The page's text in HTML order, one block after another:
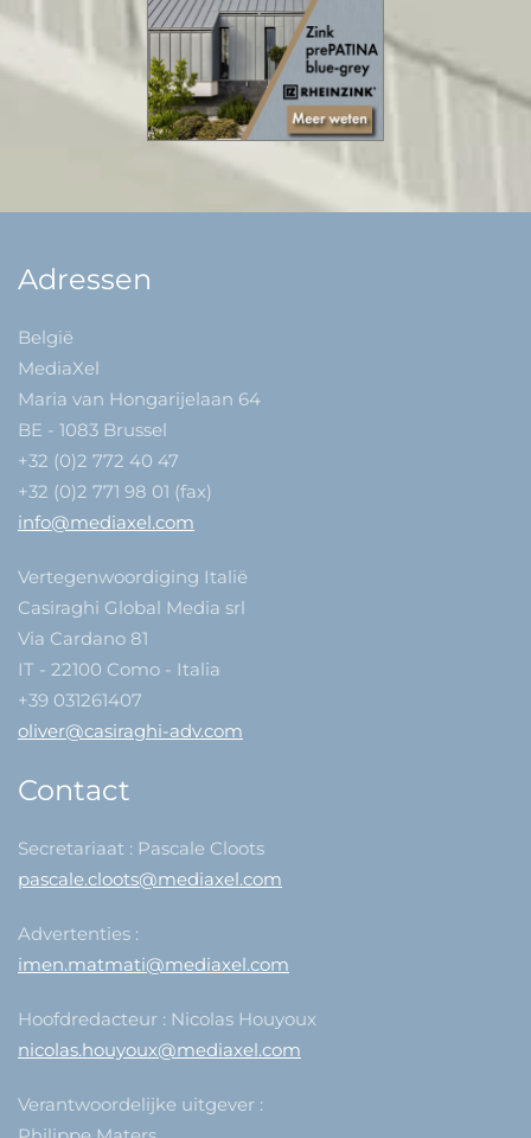
Adressen
België
MediaXel
Maria van Hongarijelaan 64
BE - 1083 Brussel
+32 (0)2 772 40 47
+32 (0)2 771 98 01 (fax)
info@mediaxel.com
Vertegenwoordiging Italië
Casiraghi Global Media srl
Via Cardano 81
IT - 22100 Como - Italia
+39 031261407
oliver@casiraghi-adv.com
Contact
Secretariaat : Pascale Cloots
pascale.cloots@mediaxel.com
Advertenties :
imen.matmati@mediaxel.com
Hoofdredacteur : Nicolas Houyoux
nicolas.houyoux@mediaxel.com
Verantwoordelijke uitgever :